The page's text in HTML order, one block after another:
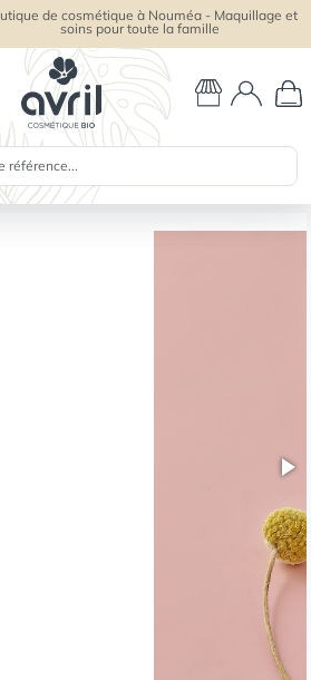
de cosmétique à Nouméa - Maquillage et
soins pour toute la famille